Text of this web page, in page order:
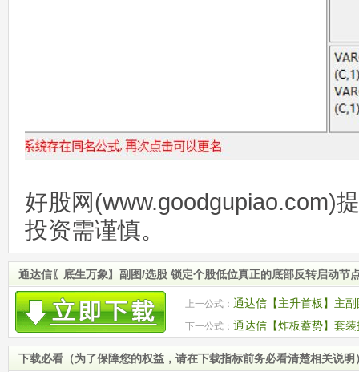
好股网(www.goodgupiao.com)
投资需谨慎。
通达信〖底生万象〗副图/选股 锁定个股低位真正的底部反转启动节
上一公式： 通达信【主升首板】主
金进场的启动个股
下一公式： 通达信【炸板蓄势】套
车！源码
下载必看（为了保障您的权益，请在下载指标前务必看清楚相关说明